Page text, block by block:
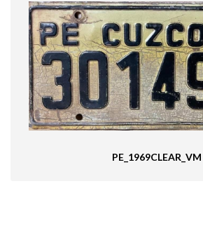
PE_1969CLEAR_VM